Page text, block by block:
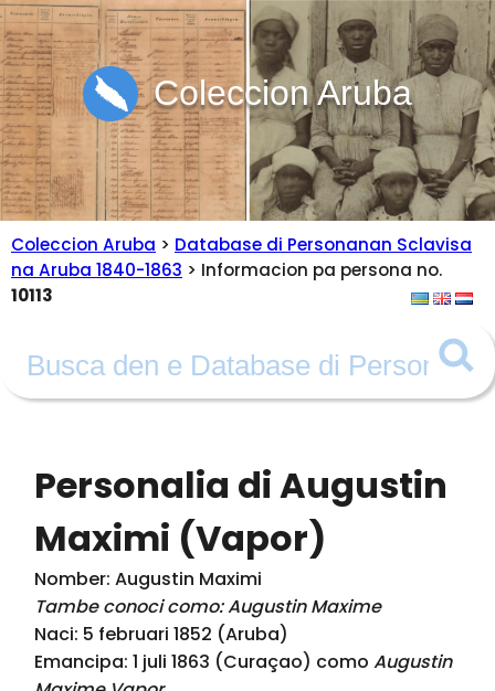
Coleccion Aruba
Coleccion Aruba > Database di Personanan Sclavisa
na Aruba 1840-1863 > Informacion pa persona no.
10113
Personalia di Augustin
Maximi (Vapor)
Nomber: Augustin Maximi
Tambe conoci como: Augustin Maxime
Naci: 5 februari 1852 (Aruba)
Emancipa: 1 juli 1863 (Curaçao) comoAugustin